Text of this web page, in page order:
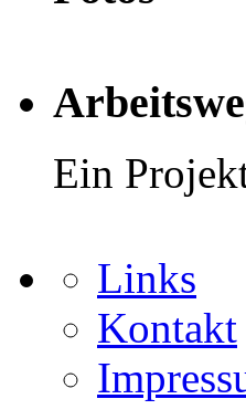
Ein
Links
Kontakt